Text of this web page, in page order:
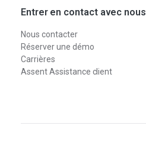
Entrer en contact avec nous
Nous contacter
Réserver une démo
Carrières
Assent Assistance client